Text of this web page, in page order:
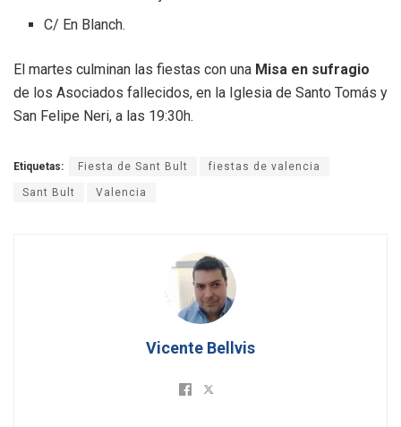
C/ En Blanch.
El martes culminan las fiestas con una Misa en sufragio
de los Asociados fallecidos, en la Iglesia de Santo Tomás y
San Felipe Neri, a las 19:30h.
Etiquetas: Fiesta de Sant Bult fiestas de valencia
Sant Bult Valencia
Vicente Bellvis